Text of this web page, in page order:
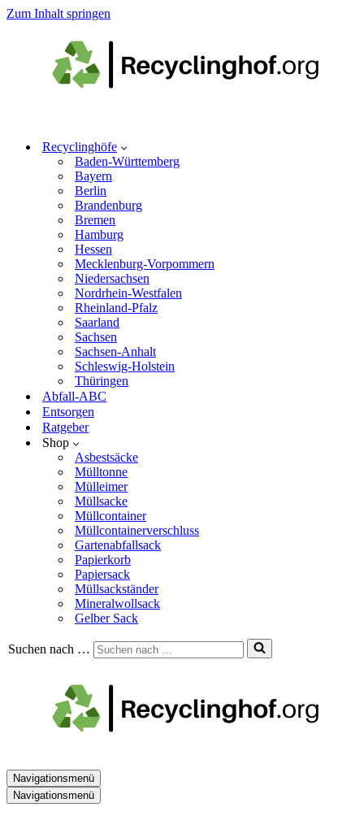
Zum Inhalt springen
Recyclinghöfe
Baden-Württemberg
Bayern
Berlin
Brandenburg
Bremen
Hamburg
Hessen
Mecklenburg-Vorpommern
Niedersachsen
Nordrhein-Westfalen
Rheinland-Pfalz
Saarland
Sachsen
Sachsen-Anhalt
Schleswig-Holstein
Thüringen
Abfall-ABC
Entsorgen
Ratgeber
Shop
Asbestsäcke
Mülltonne
Mülleimer
Müllsacke
Müllcontainer
Müllcontainerverschluss
Gartenabfallsack
Papierkorb
Papiersack
Müllsackständer
Mineralwollsack
Gelber Sack
Suchen nach …
Navigationsmenü
Navigationsmenü